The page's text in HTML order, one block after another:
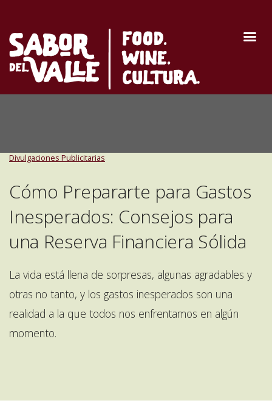
Divulgaciones Publicitarias
Cómo Prepararte para Gastos
Inesperados: Consejos para
una Reserva Financiera Sólida
La vida está llena de sorpresas, algunas agradables y
otras no tanto, y los gastos inesperados son una
realidad a la que todos nos enfrentamos en algún
momento.